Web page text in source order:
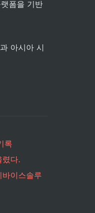
폼을 기반
아시아 시
록
다.
이스솔루